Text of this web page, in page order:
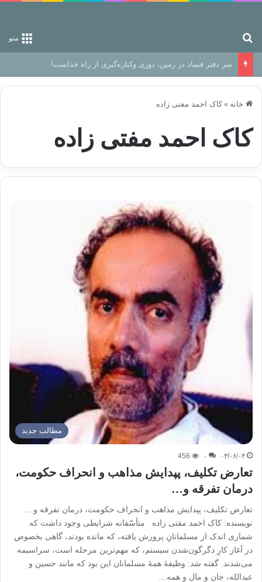
منو
سر دفتر فساد در زمین‌، دوری وکناره‌گیری از راه خداست‌!
خانه » کاک احمد مفتی زاده
کاک احمد مفتی زاده
مطالب جدید
۰۳/۰۶/۰۴ ۰ 456
تعارض تکلیف، پپدایش مذاهب و انحراف حکومت،
درمان تفرقه و…
تعارض تکلیف، پپدایش مذاهب و انحراف حکومت، درمان تفرقه و…
نویسنده: کاک احمد مفتی زاده متأسّفانه شرایطی وجود داشت که
شماری اندک از مسلمانانِ پرورش یافته، که مانده بودند، گاهی بخصوص
در آغاز کارِ دگرگون‌شدن سیستم، که مهم‌ترین مرحله است، سراسیمه
می‌شدند. گفته شد: وظیفۀ همۀ مسلمانان این بود که مانند حسین و
عبدالله، جان و مال و همه…